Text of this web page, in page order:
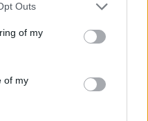
Outs
of my
of my